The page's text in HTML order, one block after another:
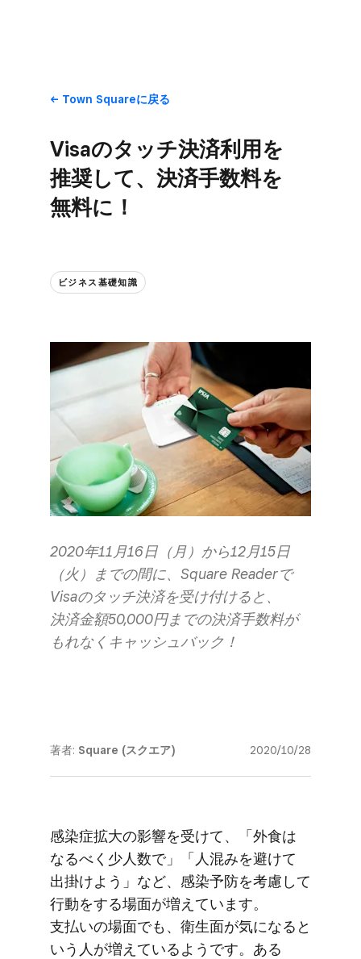
Town Squareに​戻る
Visaの​タッチ決済利用を​
推奨して、​決済手数料を​
無料に！
ビジネス基礎知識
2020年11月16日​（月）から​12月15日​
（火）までの​間に、​Square Readerで​
Visaの​タッチ決済を​受け付けると、​
決済金額50,000円までの​決済手数料が​
もれなく​キャッシュバック！
著者: Square (スクエア) 2020/10/28
感染症拡大の​影響を​受けて、​「外食は​
なるべく​少人数で」​「人混みを​避けて​
出掛けよう」など、​感染予防を​考慮して​
行動を​する​場面が​増えています。​
支払いの​場面でも、​衛生面が​気に​なると​
いう​人が​増えているようです。​ある​